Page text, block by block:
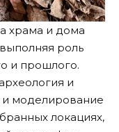
храма и дома
роль
и прошлого.
и
и моделирование
локациях,